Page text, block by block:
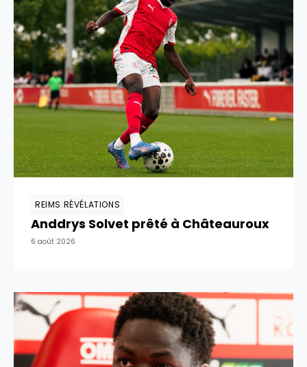
REIMS RÉVÉLATIONS
Anddrys Solvet prêté à Châteauroux
6 août 2026